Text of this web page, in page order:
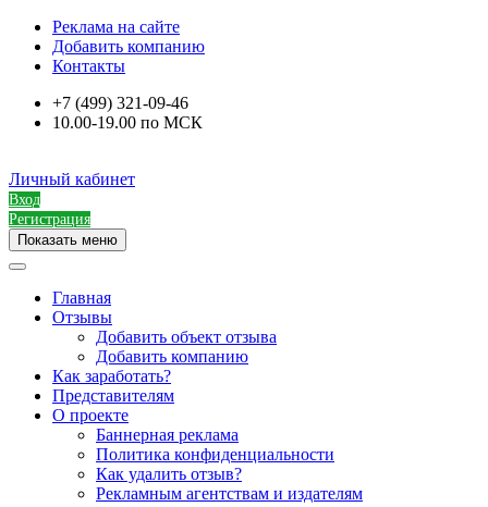
Реклама на сайте
Добавить компанию
Контакты
+7 (499) 321-09-46
10.00-19.00 по МСК
Личный кабинет
Вход
Регистрация
Показать меню
Главная
Отзывы
Добавить объект отзыва
Добавить компанию
Как заработать?
Представителям
О проекте
Баннерная реклама
Политика конфиденциальности
Как удалить отзыв?
Рекламным агентствам и издателям